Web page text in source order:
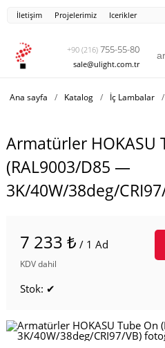
İletişim Projelerimiz Icerikler
+90 (216) 755-55-80
sale@ulight.com.tr
Ana sayfa / Katalog / İç Lambalar /
Armatürler HOKASU
(RAL9003/D85 —
3K/40W/38deg/
7 233 ₺ / 1 Ad
KDV dahil
Stok: ✔